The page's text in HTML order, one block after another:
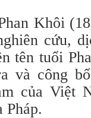
Khôi
cứu,
tên tuổi
và công
của Việt
Pháp.